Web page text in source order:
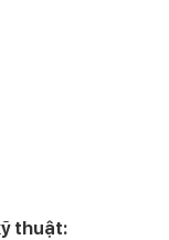
thuật: